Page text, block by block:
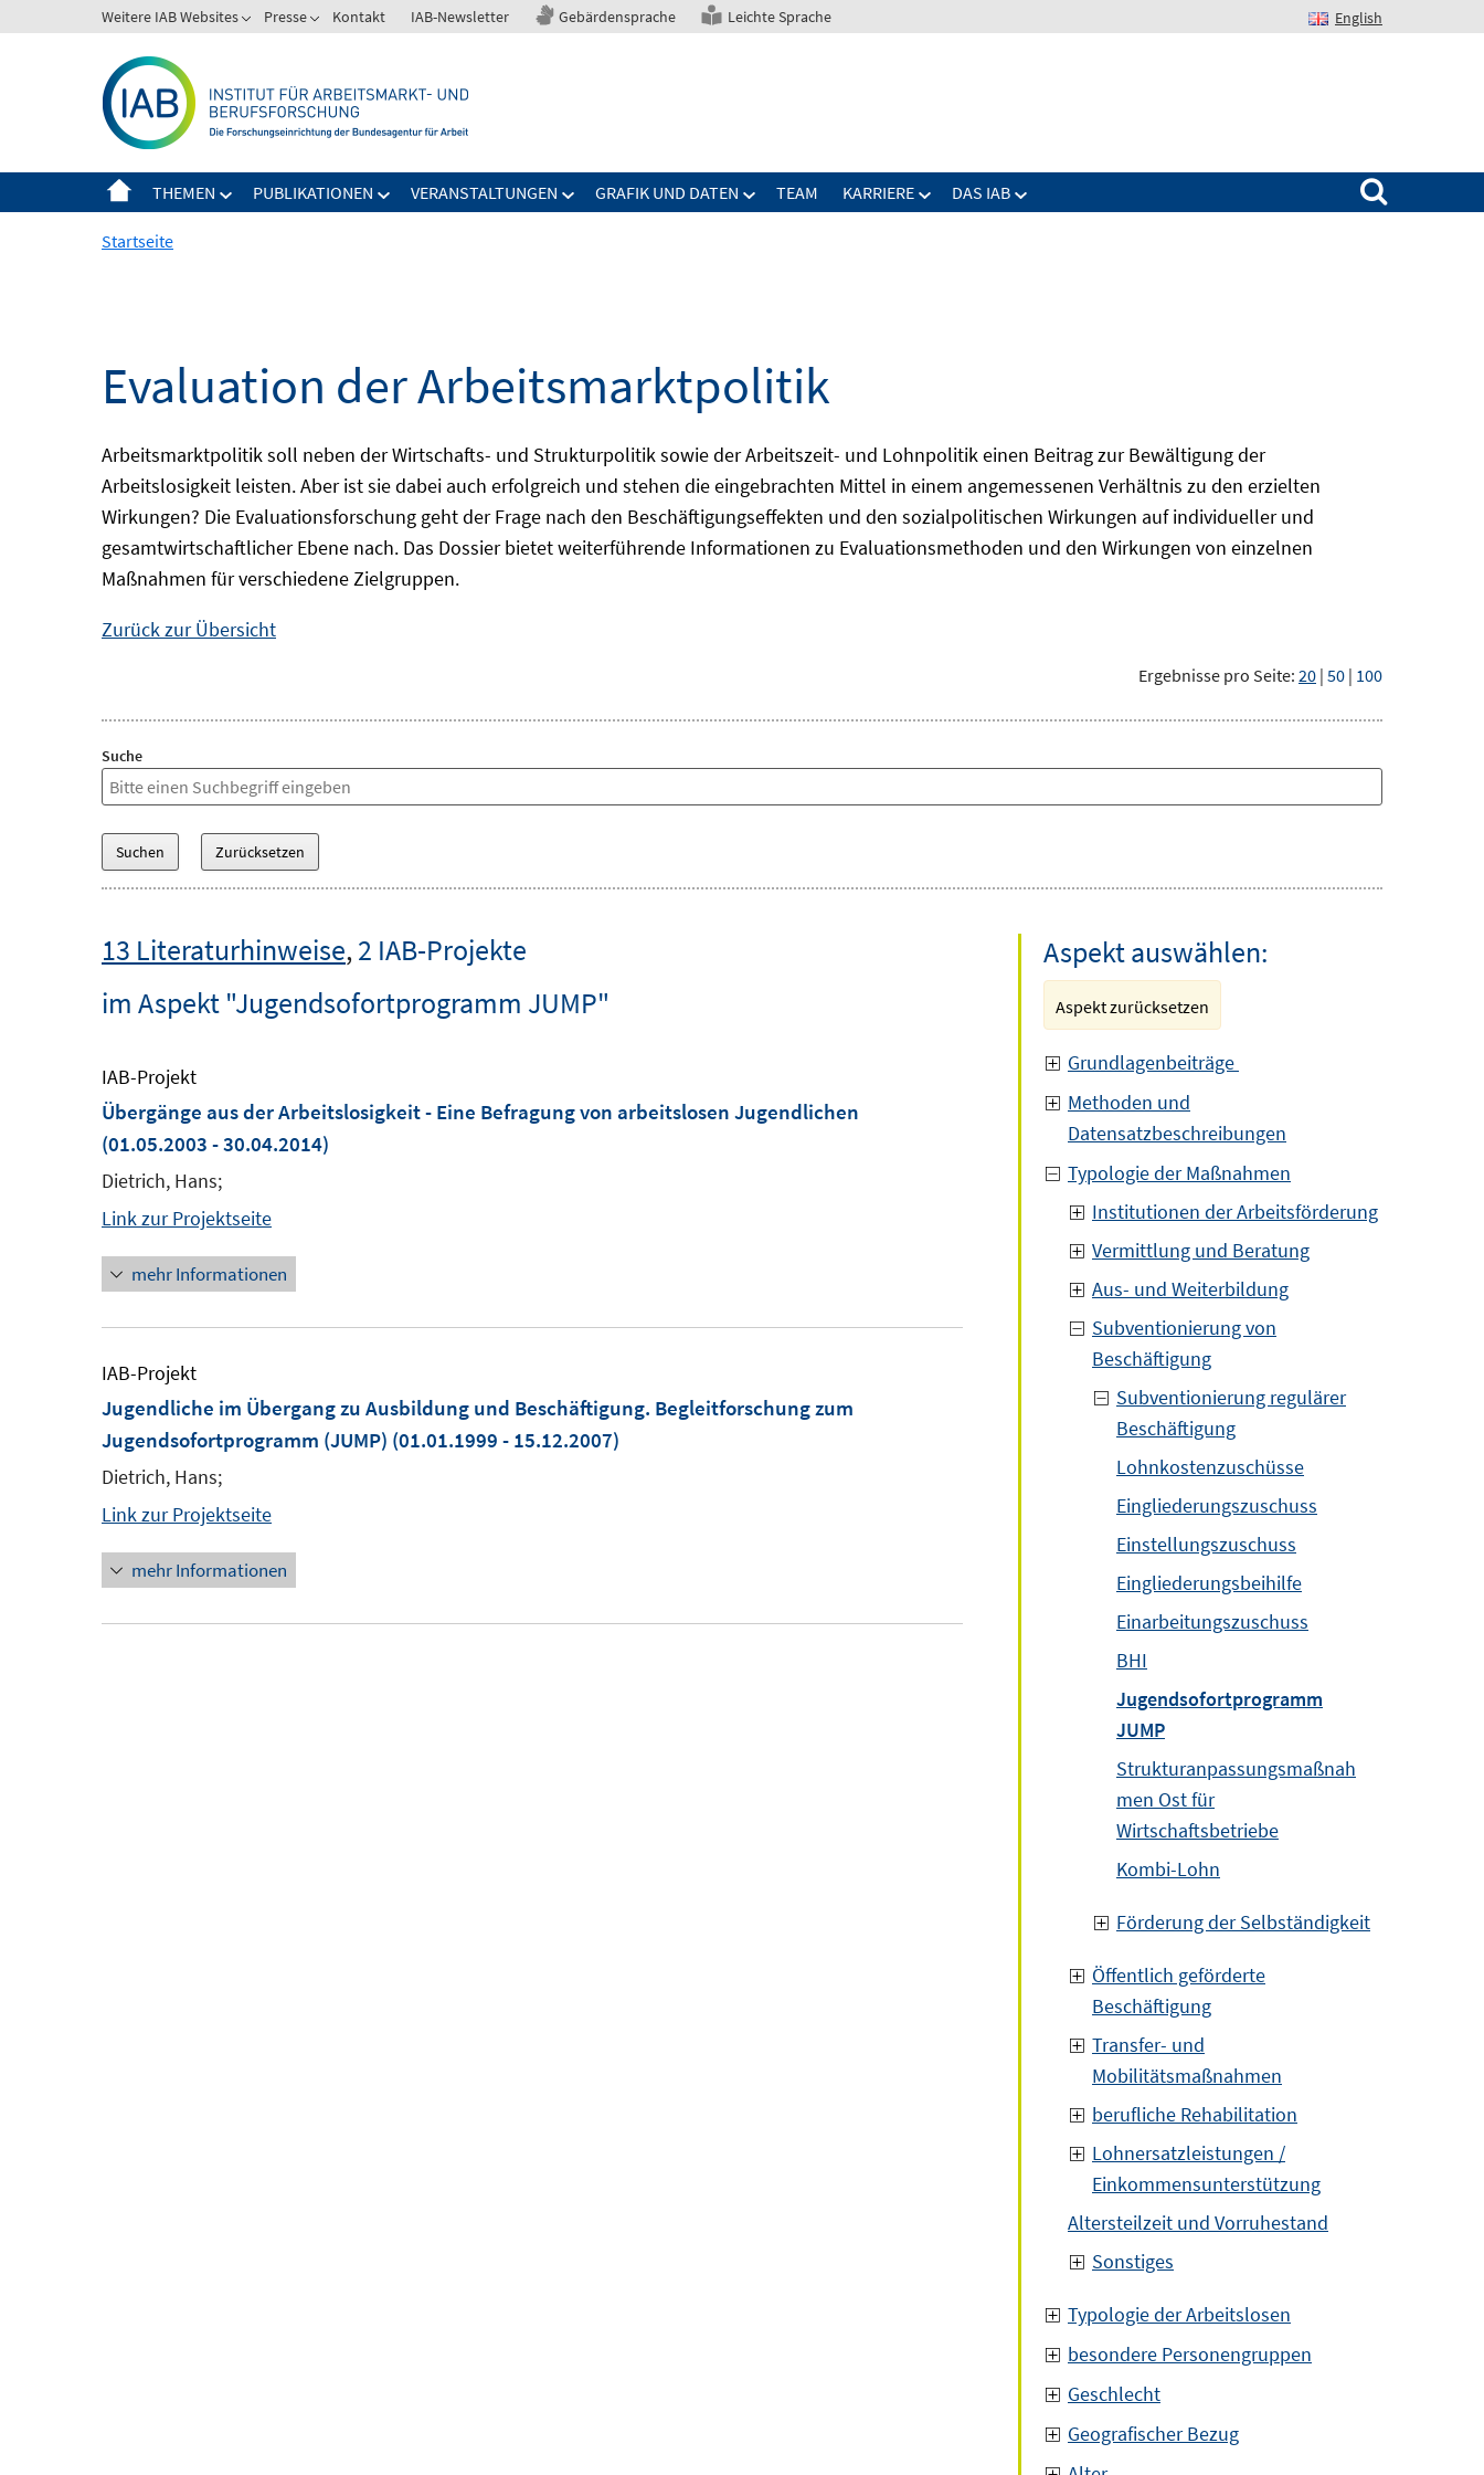
zum
Weitere IAB Websites Presse Kontakt IAB-Newsletter Gebärdensprache Leichte Sprache English
THEMEN PUBLIKATIONEN VERANSTALTUNGEN GRAFIK UND DATEN TEAM KARRIERE DAS IAB
Suchen nach:
Startseite
Evaluation der Arbeitsmarktpolitik
Arbeitsmarktpolitik soll neben der Wirtschafts- und Strukturpolitik sowie der Arbeitszeit- und Lohnpolitik einen Beitrag zur Bewältigung der
Arbeitslosigkeit leisten. Aber ist sie dabei auch erfolgreich und stehen die eingebrachten Mittel in einem angemessenen Verhältnis zu den erzielten
Wirkungen? Die Evaluationsforschung geht der Frage nach den Beschäftigungseffekten und den sozialpolitischen Wirkungen auf individueller und
gesamtwirtschaftlicher Ebene nach. Das Dossier bietet weiterführende Informationen zu Evaluationsmethoden und den Wirkungen von einzelnen
Maßnahmen für verschiedene Zielgruppen.
Zurück zur Übersicht
Ergebnisse pro Seite: 20 | 50 | 100
Suche
13 Literaturhinweise,2 IAB-Projekte
im Aspekt "Jugendsofortprogramm JUMP"
IAB-Projekt
Übergänge aus der Arbeitslosigkeit - Eine Befragung von arbeitslosen Jugendlichen
(01.05.2003 - 30.04.2014)
Dietrich, Hans;
Link zur Projektseite
mehr Informationen
IAB-Projekt
Jugendliche im Übergang zu Ausbildung und Beschäftigung. Begleitforschung zum
Jugendsofortprogramm (JUMP) (01.01.1999 - 15.12.2007)
Dietrich, Hans;
Link zur Projektseite
mehr Informationen
Aspekt auswählen:
Aspekt zurücksetzen
Grundlagenbeiträge
Methoden und
Datensatzbeschreibungen
Typologie der Maßnahmen
Institutionen der Arbeitsförderung
Vermittlung und Beratung
Aus- und Weiterbildung
Subventionierung von
Beschäftigung
Subventionierung regulärer
Beschäftigung
Lohnkostenzuschüsse
Eingliederungszuschuss
Einstellungszuschuss
Eingliederungsbeihilfe
Einarbeitungszuschuss
BHI
Jugendsofortprogramm
JUMP
Strukturanpassungsmaßnah
men Ost für
Wirtschaftsbetriebe
Kombi-Lohn
Förderung der Selbständigkeit
Öffentlich geförderte
Beschäftigung
Transfer- und
Mobilitätsmaßnahmen
berufliche Rehabilitation
Lohnersatzleistungen /
Einkommensunterstützung
Altersteilzeit und Vorruhestand
Sonstiges
Typologie der Arbeitslosen
besondere Personengruppen
Geschlecht
Geografischer Bezug